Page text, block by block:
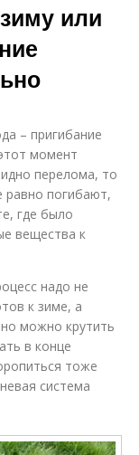
или
– пригибание
момент
перелома, то
равно погибают,
где было
вещества к
надо не
к зиме, а
можно крутить
в конце
тоже
система